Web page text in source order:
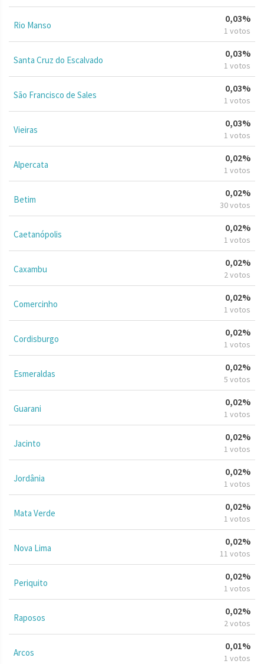
Rio Manso
0,03%
1 votos
Santa Cruz do Escalvado
0,03%
1 votos
São Francisco de Sales
0,03%
1 votos
Vieiras
0,03%
1 votos
Alpercata
0,02%
1 votos
Betim
0,02%
30 votos
Caetanópolis
0,02%
1 votos
Caxambu
0,02%
2 votos
Comercinho
0,02%
1 votos
Cordisburgo
0,02%
1 votos
Esmeraldas
0,02%
5 votos
Guarani
0,02%
1 votos
Jacinto
0,02%
1 votos
Jordânia
0,02%
1 votos
Mata Verde
0,02%
1 votos
Nova Lima
0,02%
11 votos
Periquito
0,02%
1 votos
Raposos
0,02%
2 votos
Arcos
0,01%
1 votos